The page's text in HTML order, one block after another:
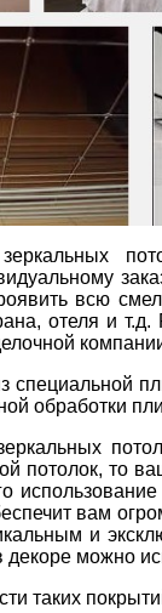
всю
отеля и
специальной
обработки
потолок, то
вам
и
можно
таких